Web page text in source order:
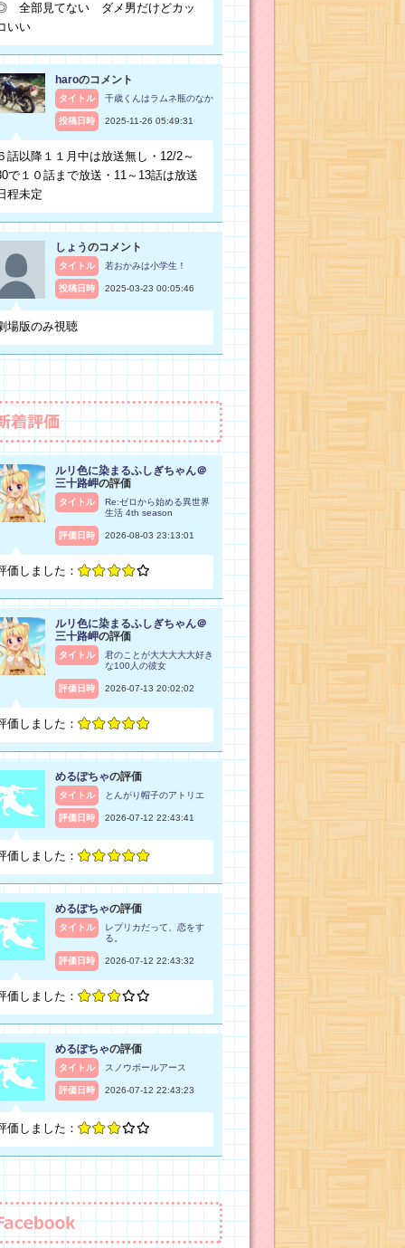
全部見てない ダメ男だけどカッ
いい
haroのコメント
タイトル 千歳くんはラムネ瓶のなか
投稿日時 2025-11-26 05:49:31
話以降１１月中は放送無し・12/2～
で１０話まで放送・11～13話は放送
程未定
しょうのコメント
タイトル 若おかみは小学生！
投稿日時 2025-03-23 00:05:46
場版のみ視聴
ルリ色に染まるふしぎちゃん＠
三十路岬の評価
タイトル
Re:ゼロから始める異世界
生活 4th season
評価日時 2026-08-03 23:13:01
価しました：
ルリ色に染まるふしぎちゃん＠
三十路岬の評価
タイトル
君のことが大大大大大好き
な100人の彼女
評価日時 2026-07-13 20:02:02
価しました：
めるぽちゃの評価
タイトル とんがり帽子のアトリエ
評価日時 2026-07-12 22:43:41
価しました：
めるぽちゃの評価
タイトル
レプリカだって、恋をす
る。
評価日時 2026-07-12 22:43:32
価しました：
めるぽちゃの評価
タイトル スノウボールアース
評価日時 2026-07-12 22:43:23
価しました：